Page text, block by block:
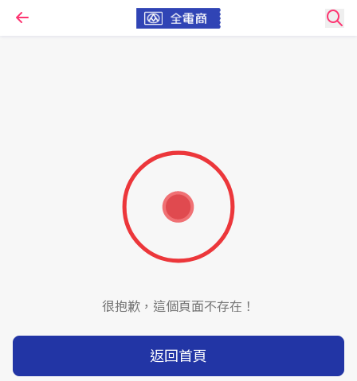
很抱歉，這個頁面不存在！
返回首頁